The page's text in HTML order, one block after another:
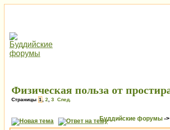
Физическая польза от
Страницы 1 2 3 След.
Буддийские форумы ->